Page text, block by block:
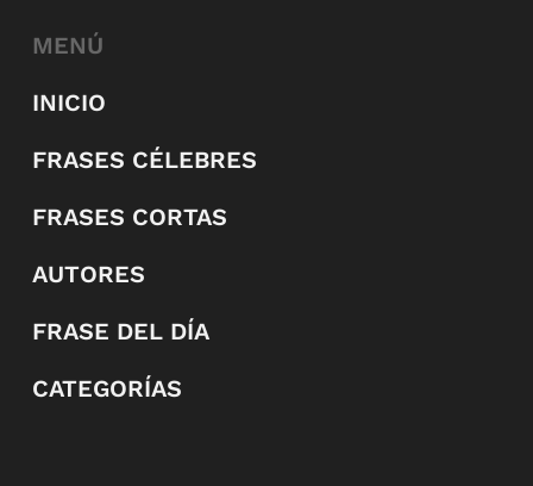
MENÚ
INICIO
FRASES CÉLEBRES
FRASES CORTAS
AUTORES
FRASE DEL DÍA
CATEGORÍAS